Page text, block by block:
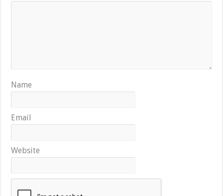
Name
Email
Website